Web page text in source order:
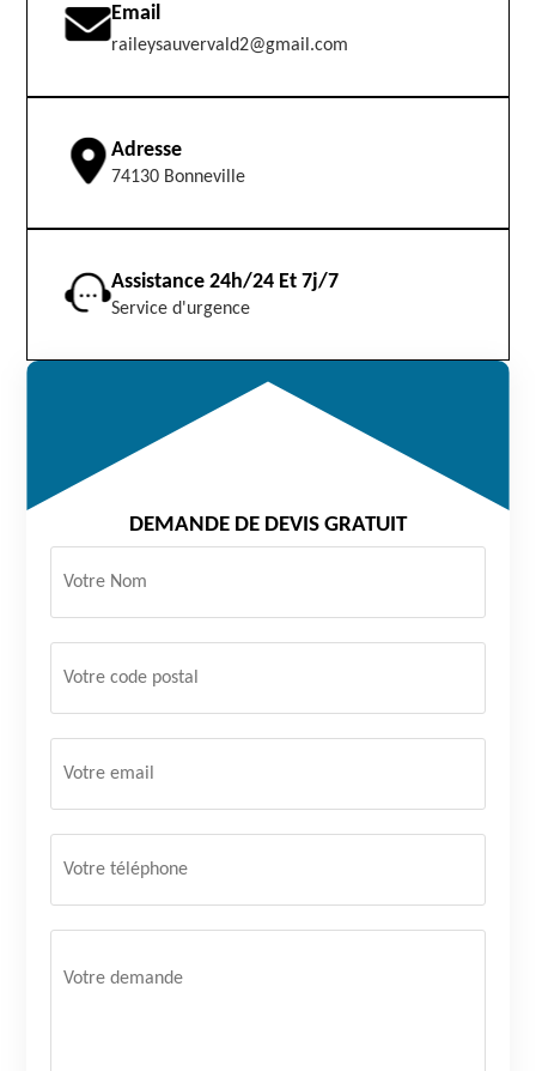
Email
raileysauvervald2@gmail.com
Adresse
74130 Bonneville
Assistance 24h/24 Et 7j/7
Service d'urgence
DEMANDE DE DEVIS GRATUIT